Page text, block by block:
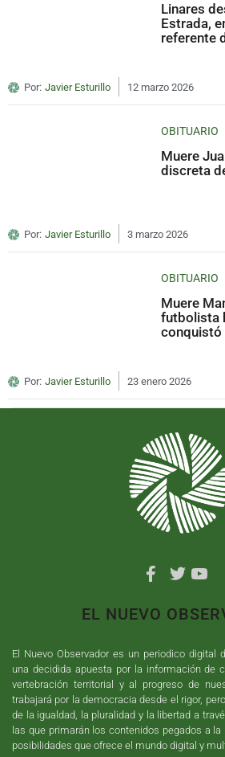
Linares
Estrada,
referente
Por: Javier Esturillo 12 marzo 2026
OBITUARIO
Muere
discreta
Por: Javier Esturillo 3 marzo 2026
OBITUARIO
Muere
futbolista
conquistó
Por: Javier Esturillo 23 enero 2026
EL NUEVO
El Nuevo Observador es un periodico digital
una decidida apuesta por la información de
vertebración territorial y al progreso de
trabajará por la democracia desde el rigor,
de la igualdad, la pluralidad y la libertad a
las que primarán los contenidos pegados a
posibilidades que ofrece el mundo digital y